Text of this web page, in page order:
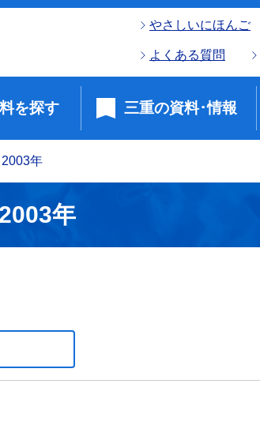
やさしいにほんご
よくある質問
を探す 三重の資料･情報
年
年